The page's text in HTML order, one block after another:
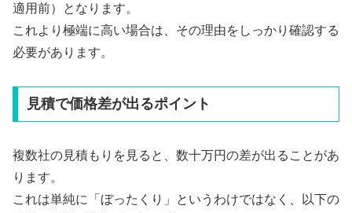
適用前）となります。
これより極端に高い場合は、その理由をしっかり確認する
必要があります。
見積で価格差が出るポイント
複数社の見積もりを見ると、数十万円の差が出ることがあ
ります。
これは単純に「ぼったくり」というわけではなく、以下の